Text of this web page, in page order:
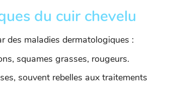
du cuir chevelu
des maladies dermatologiques :
squames grasses, rougeurs.
souvent rebelles aux traitements